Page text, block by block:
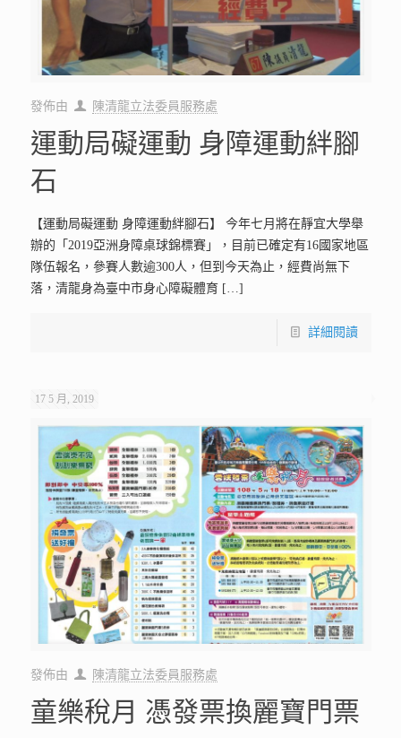
發佈由 陳清龍立法委員服務處
運動局礙運動 身障運動絆腳
石
【運動局礙運動 身障運動絆腳石】 今年七月將在靜宜大學舉
辦的「2019亞洲身障桌球錦標賽」，目前已確定有16國家地區
隊伍報名，參賽人數逾300人，但到今天為止，經費尚無下
落，清龍身為臺中市身心障礙體育[…]
詳細閱讀
17 5 月, 2019
發佈由 陳清龍立法委員服務處
童樂稅月 憑發票換麗寶門票